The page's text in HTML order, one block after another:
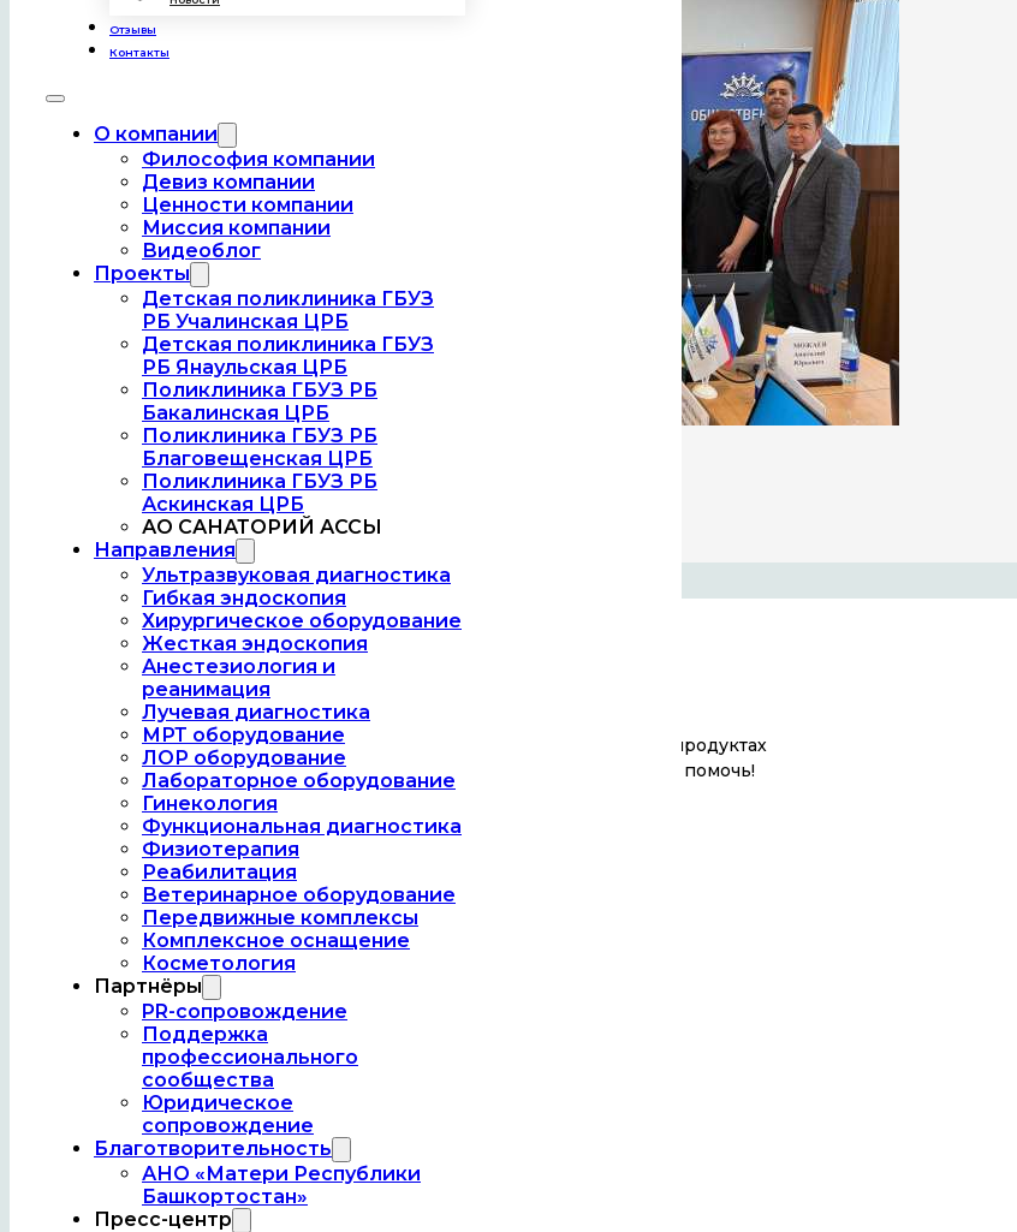
Отзывы
Контакты
О компании
Философия компании
Девиз компании
Ценности компании
Миссия компании
Видеоблог
Проекты
Детская поликлиника ГБУЗ
РБ Учалинская ЦРБ
Детская поликлиника ГБУЗ
РБ Янаульская ЦРБ
Поликлиника ГБУЗ РБ
Бакалинская ЦРБ
Поликлиника ГБУЗ РБ
Благовещенская ЦРБ
Поликлиника ГБУЗ РБ
Аскинская ЦРБ
АО САНАТОРИЙ АССЫ
Направления
Ультразвуковая диагностика
Гибкая эндоскопия
Хирургическое оборудование
Жесткая эндоскопия
Анестезиология и
реанимация
Лучевая диагностика
МРТ оборудование
ЛОР оборудование
Лабораторное оборудование
Гинекология
Функциональная диагностика
Физиотерапия
Реабилитация
Ветеринарное оборудование
Передвижные комплексы
Комплексное оснащение
Косметология
Партнёры
PR-сопровождение
Поддержка
профессионального
сообщества
Юридическое
сопровождение
Благотворительность
АНО «Матери Республики
Башкортостан»
Пресс-центр
Контакты
Если у вас есть вопросы или вы хотите узнать больше о наших продуктах
и услугах, не стесняйтесь связываться с нами. Мы всегда готовы помочь!
Адрес:
г.Уфа, Менделеева 132 , офис 135 (Конди лофт)
Телефоны:
+7 917 474-50-24
Почта:
hemera.med@mail.ru
Часы работы:
С 9.00 до 18.00
Также информацию можно
получить в: